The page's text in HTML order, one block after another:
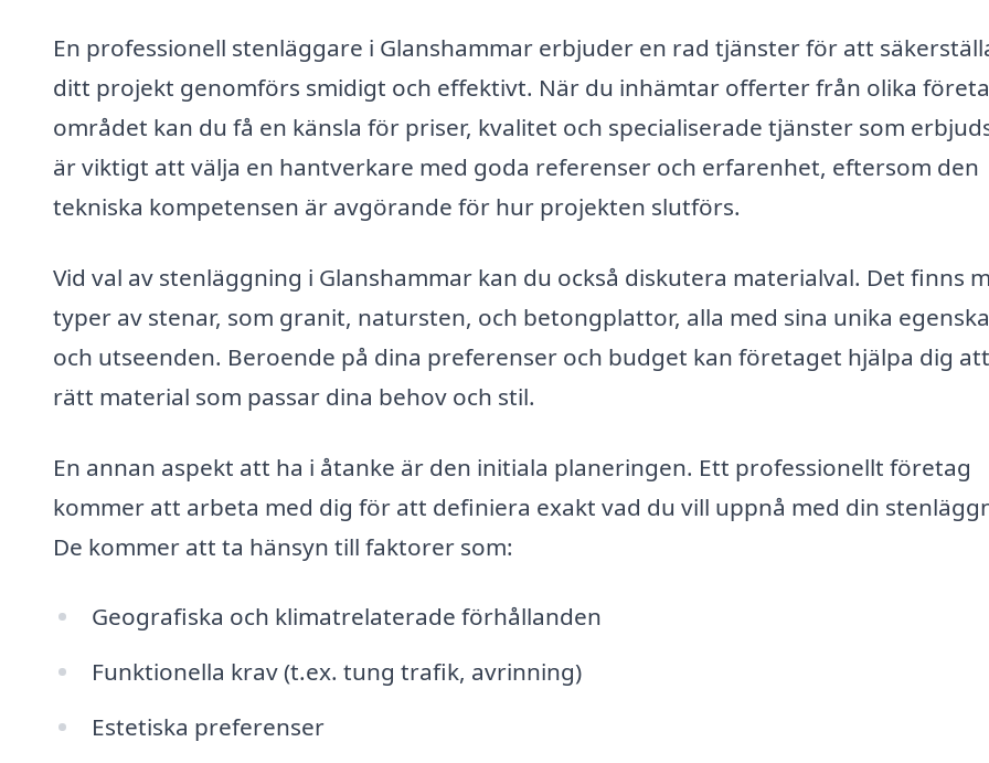
En professionell stenläggare i Glanshammar erbjuder en rad tjänster för att
ditt projekt genomförs smidigt och effektivt. När du inhämtar offerter från olika
området kan du få en känsla för priser, kvalitet och specialiserade tjänster som
är viktigt att välja en hantverkare med goda referenser och erfarenhet, eftersom den
tekniska kompetensen är avgörande för hur projekten slutförs.
Vid val av stenläggning i Glanshammar kan du också diskutera materialval. Det finns
typer av stenar, som granit, natursten, och betongplattor, alla med sina unika
och utseenden. Beroende på dina preferenser och budget kan företaget hjälpa dig
rätt material som passar dina behov och stil.
En annan aspekt att ha i åtanke är den initiala planeringen. Ett professionellt företag
kommer att arbeta med dig för att definiera exakt vad du vill uppnå med din
De kommer att ta hänsyn till faktorer som:
Geografiska och klimatrelaterade förhållanden
Funktionella krav (t.ex. tung trafik, avrinning)
Estetiska preferenser